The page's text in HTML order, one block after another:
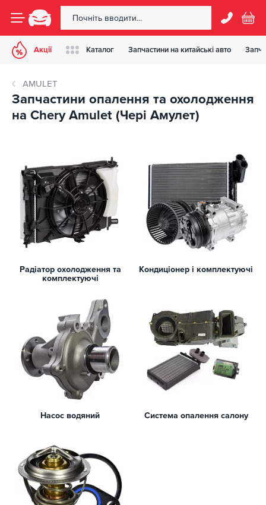
Акції Каталог Запчастини на китайські авто
AMULET
Запчастини опалення та охолодження
на Chery Amulet (Чері Амулет)
Радіатор охолодження та
комплектуючі
Кондиціонер і комплектуючі
Насос водяний Система опалення салону